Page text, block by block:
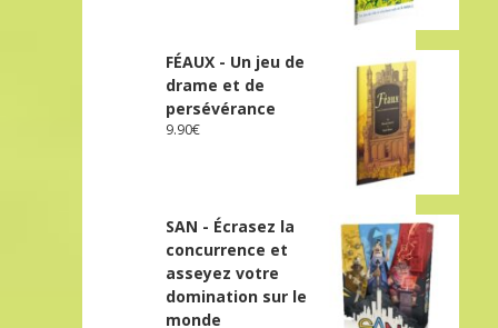
FÉAUX - Un jeu de
drame et de
persévérance
9.90€
SAN - Écrasez la
concurrence et
asseyez votre
domination sur le
monde